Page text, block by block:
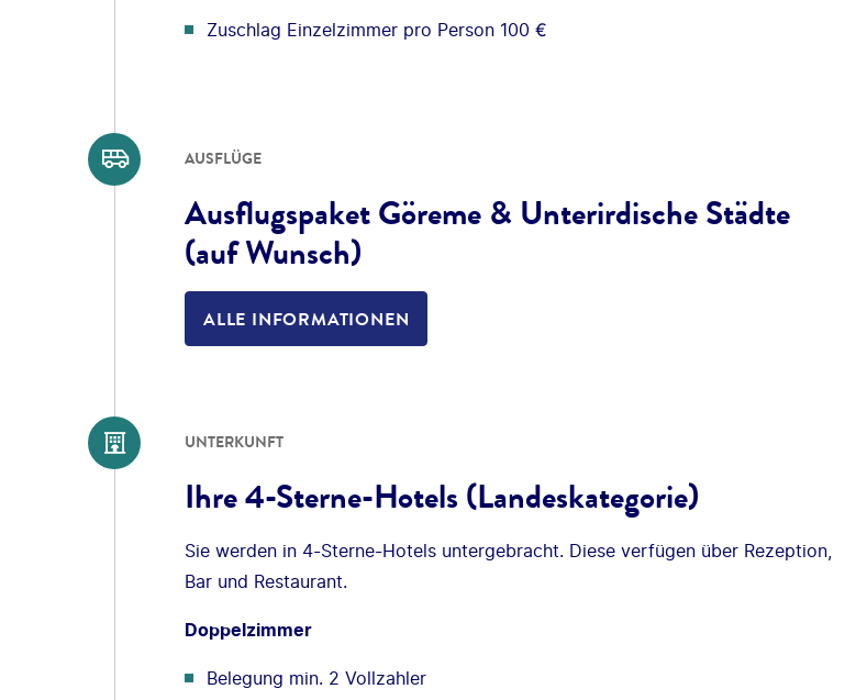
Zuschlag Einzelzimmer pro Person 100 €
AUSFLÜGE
Ausflugspaket Göreme & Unterirdische Städte
(auf Wunsch)
ALLE INFORMATIONEN
UNTERKUNFT
Ihre 4-Sterne-Hotels (Landeskategorie)
Sie werden in 4-Sterne-Hotels untergebracht. Diese verfügen über Rezeption,
Bar und Restaurant.
Doppelzimmer
Belegung min. 2 Vollzahler